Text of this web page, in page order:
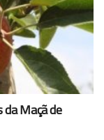
da Maçã de